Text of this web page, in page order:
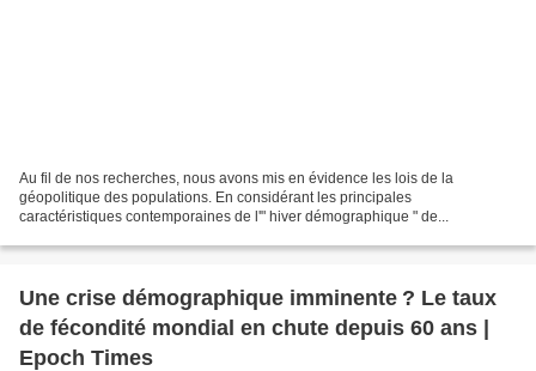
Au fil de nos recherches, nous avons mis en évidence les lois de la
géopolitique des populations. En considérant les principales
caractéristiques contemporaines de l'" hiver démographique " de...
Une crise démographique imminente ? Le taux
de fécondité mondial en chute depuis 60 ans |
Epoch Times